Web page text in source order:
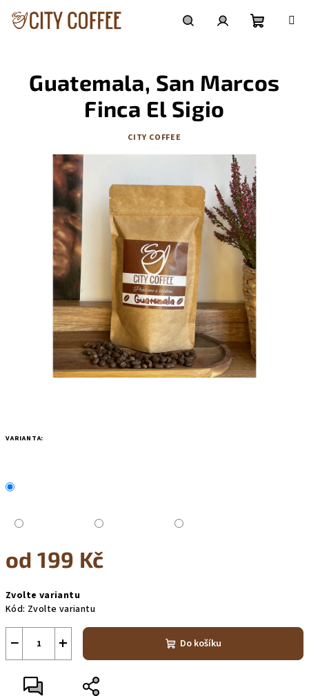
obsah
košík
VARIANTA:
od199 Kč
cena:
Zvolte variantu
Kód: Zvolte variantu
+
− Do košíku
Guatemala, San Marcos
Finca El Sigio
CITY COFFEE